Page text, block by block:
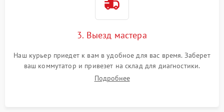
3. Выезд мастера
Наш курьер приедет к вам в удобное для вас время. Заберет
ваш коммутатор и привезет на склад для диагностики.
Подробнее